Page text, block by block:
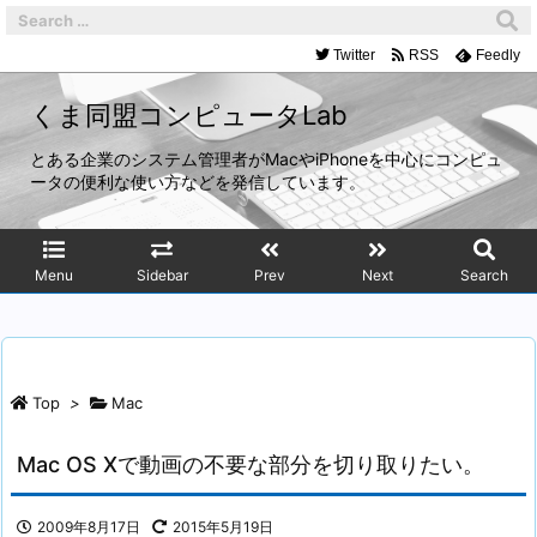
くま同盟コンピュータLab
とある企業のシステム管理者がMacやiPhoneを中心にコンピュ
ータの便利な使い方などを発信しています。
Menu Sidebar Prev Next Search
Twitter RSS Feedly
Top > Mac
Mac OS Xで動画の不要な部分を切り取りたい。
2009年8月17日 2015年5月19日